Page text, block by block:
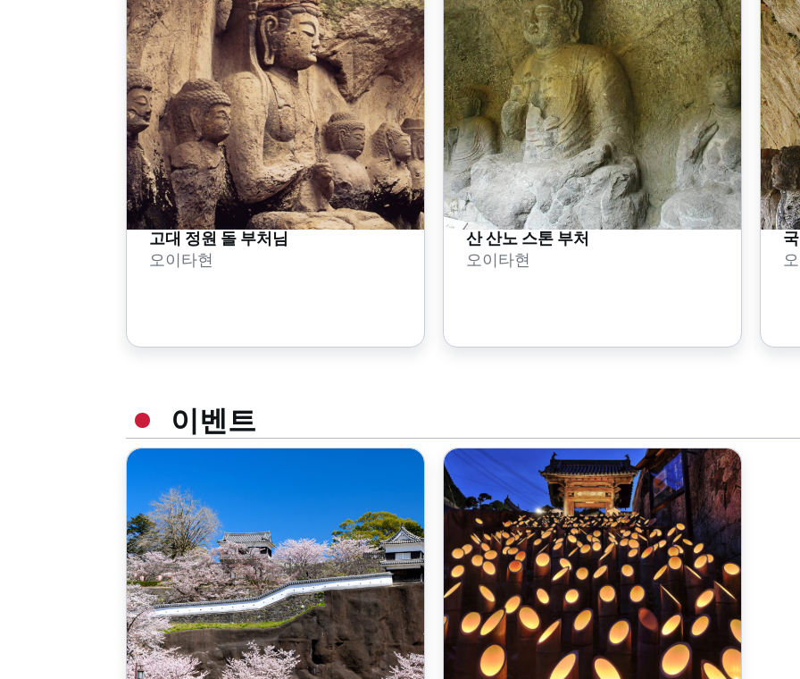
고대 정원 돌 부처님
오이타현
산 산노 스톤 부처
오이타현
이벤트